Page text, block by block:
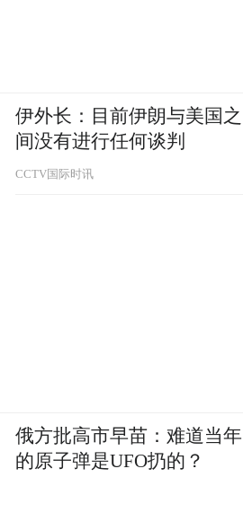
伊外长：目前伊朗与美国之
间没有进行任何谈判
CCTV国际时讯
俄方批高市早苗：难道当年
的原子弹是UFO扔的？